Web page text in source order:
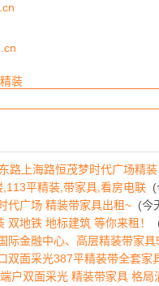
精装
路上海路恒茂梦时代广场精装
平精装,带家具,看房电联 (
代广场 精装带家具出租~ (今
双地铁 地标建筑 等你来租！
际金融中心、高层精装带家具
双面采光387平精装带全套家
户双面采光 精装带家具 格局